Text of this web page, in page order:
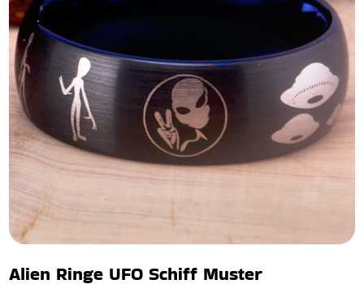
Alien Ringe UFO Schiff Muster